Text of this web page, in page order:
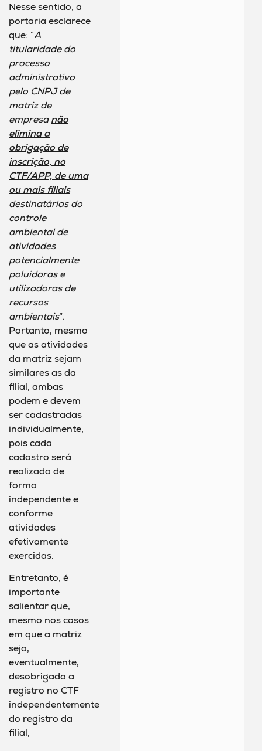
Nesse sentido, a
portaria esclarece
que: “A
titularidade do
processo
administrativo
pelo CNPJ de
matriz de
empresanão
elimina a
obrigação de
inscrição, no
CTF/APP, de uma
ou mais filiais
destinatárias do
controle
ambiental de
atividades
potencialmente
poluidoras e
utilizadoras de
recursos
ambientais”.
Portanto, mesmo
que as atividades
da matriz sejam
similares as da
filial, ambas
podem e devem
ser cadastradas
individualmente,
pois cada
cadastro será
realizado de
forma
independente e
conforme
atividades
efetivamente
exercidas.
Entretanto, é
importante
salientar que,
mesmo nos casos
em que a matriz
seja,
eventualmente,
desobrigada a
registro no CTF
independentemente
do registro da
filial,